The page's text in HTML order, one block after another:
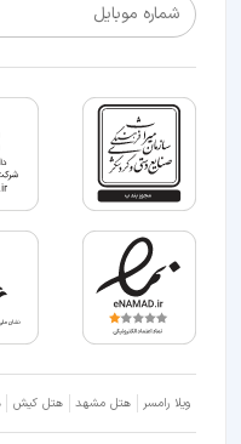
شماره موبایل
ویلا رامسر هتل مشهد هتل کیش